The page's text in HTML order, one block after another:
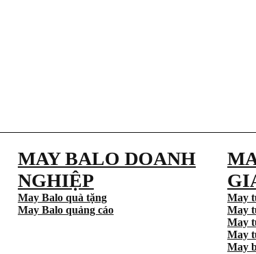
MAY BALO DOANH
NGHIỆP
May Balo quà tặng
May Balo quảng cáo
May
May
May
May
May